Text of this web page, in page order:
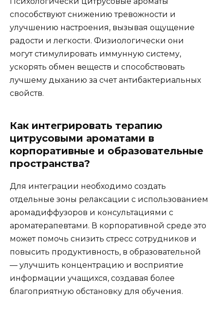
способствуют снижению тревожности и
улучшению настроения, вызывая ощущение
радости и легкости. Физиологически они
могут стимулировать иммунную систему,
ускорять обмен веществ и способствовать
лучшему дыханию за счет антибактериальных
свойств.
Как интегрировать терапию
цитрусовыми ароматами в
корпоративные и образовательные
пространства?
Для интеграции необходимо создать
отдельные зоны релаксации с использованием
аромадиффузоров и консультациями с
ароматерапевтами. В корпоративной среде это
может помочь снизить стресс сотрудников и
повысить продуктивность, в образовательной
— улучшить концентрацию и восприятие
информации учащихся, создавая более
благоприятную обстановку для обучения.